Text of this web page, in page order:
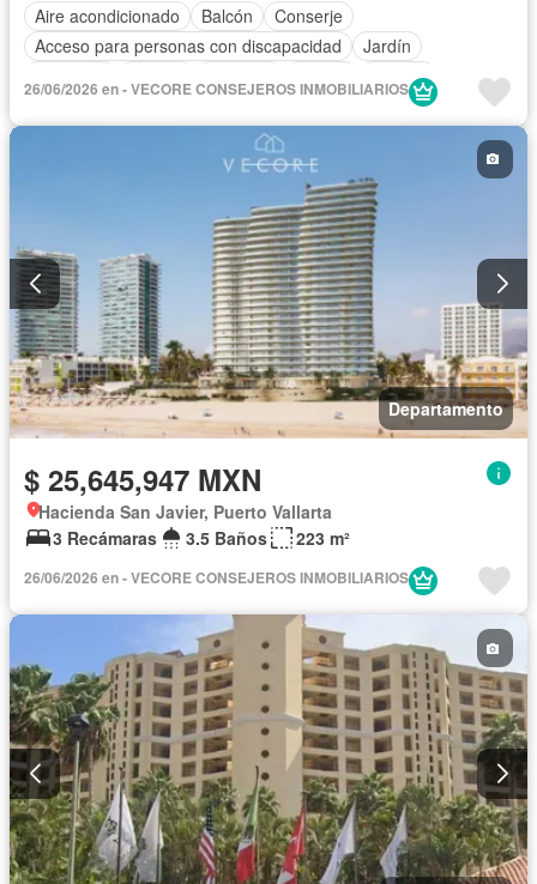
Aire acondicionado
Balcón
Conserje
Acceso para personas con discapacidad
Jardín
Alberca
26/06/2026 en - VECORE CONSEJEROS INMOBILIARIOS
Departamento
$ 25,645,947 MXN
Hacienda San Javier, Puerto Vallarta
3 Recámaras
3.5 Baños 223 m²
26/06/2026 en - VECORE CONSEJEROS INMOBILIARIOS